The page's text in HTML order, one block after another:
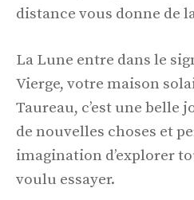
distance vous donne de
La Lune entre dans le
Vierge, votre maison
Taureau, c’est une belle
de nouvelles choses et
imagination d’explorer
voulu essayer.